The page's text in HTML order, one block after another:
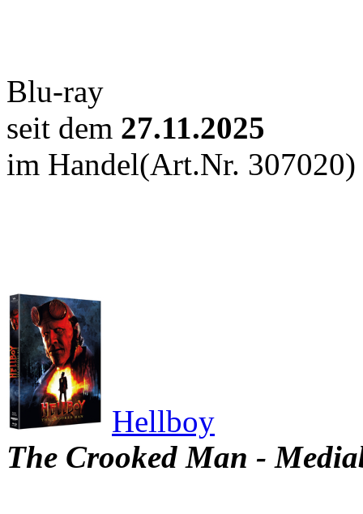
Blu-ray
seit dem 27.11.2025
im Handel(Art.Nr. 307020)
Hellboy
The Crooked Man -